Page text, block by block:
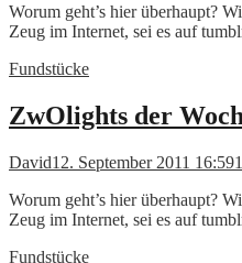
Worum geht’s hier überhaupt?
Zeug im Internet, sei es auf
Fundstücke
ZwOlights der
David12. September 2011 16:59
Worum geht’s hier überhaupt?
Zeug im Internet, sei es auf
Fundstücke